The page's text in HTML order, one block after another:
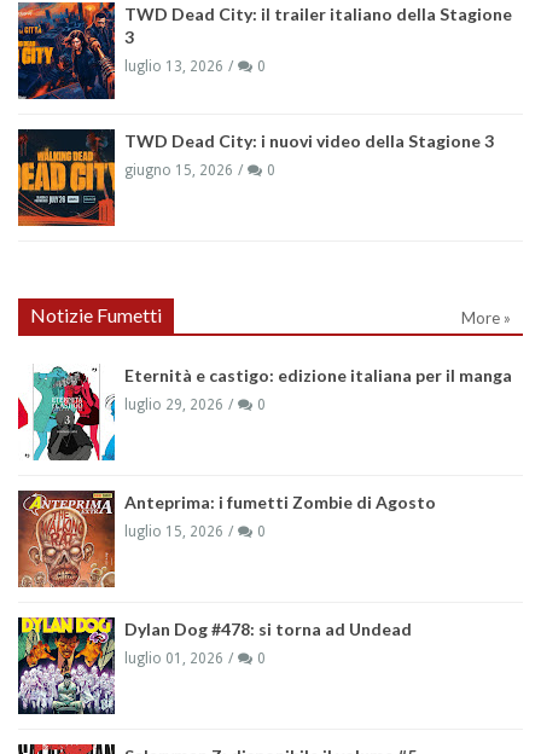
TWD Dead City: il trailer italiano della Stagione
3
luglio 13, 2026 0
TWD Dead City: i nuovi video della Stagione 3
giugno 15, 2026 0
Notizie Fumetti More »
Eternità e castigo: edizione italiana per il manga
luglio 29, 2026 0
Anteprima: i fumetti Zombie di Agosto
luglio 15, 2026 0
Dylan Dog #478: si torna ad Undead
luglio 01, 2026 0